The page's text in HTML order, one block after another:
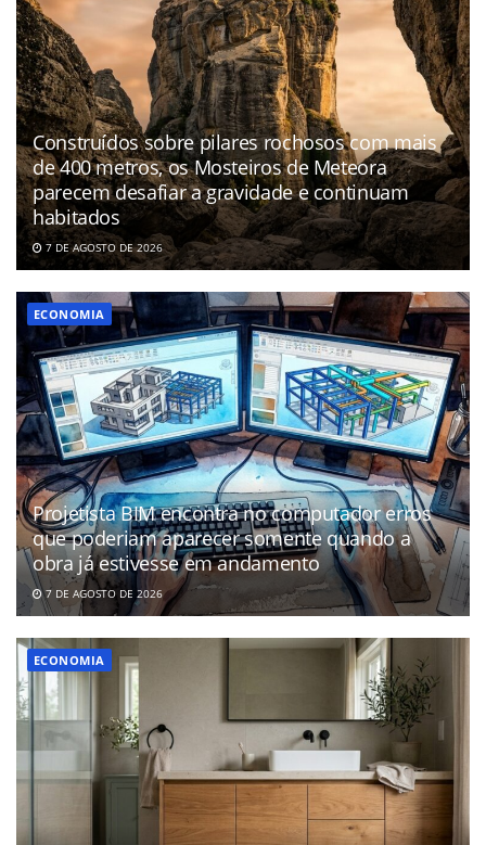
Construídos sobre pilares rochosos com mais
de 400 metros, os Mosteiros de Meteora
parecem desafiar a gravidade e continuam
habitados
7 DE AGOSTO DE 2026
ECONOMIA
Projetista BIM encontra no computador erros
que poderiam aparecer somente quando a
obra já estivesse em andamento
7 DE AGOSTO DE 2026
ECONOMIA